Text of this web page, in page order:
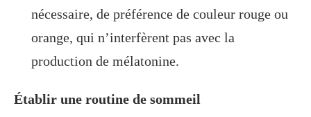
nécessaire, de préférence de couleur rouge ou
orange, qui n’interfèrent pas avec la
production de mélatonine.
Établir une routine de sommeil